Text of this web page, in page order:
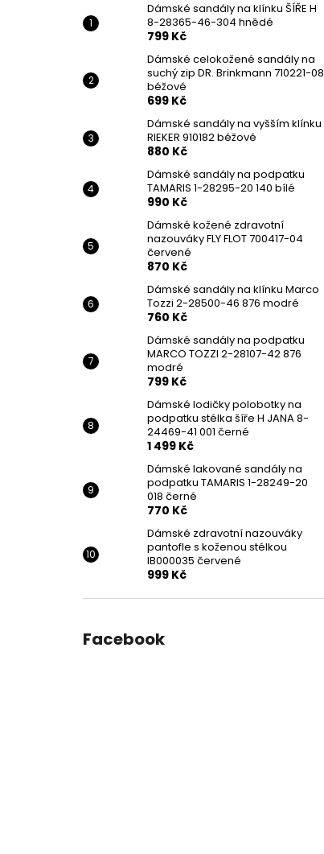
Dámské sandály na klínku ŠÍŘE H
8-28365-46-304 hnědé
799 Kč
Dámské celokožené sandály na
suchý zip DR. Brinkmann 710221-08
béžové
699 Kč
Dámské sandály na vyšším klínku
RIEKER 910182 béžové
880 Kč
Dámské sandály na podpatku
TAMARIS 1-28295-20 140 bílé
990 Kč
Dámské kožené zdravotní
nazouváky FLY FLOT 700417-04
červené
870 Kč
Dámské sandály na klínku Marco
Tozzi 2-28500-46 876 modré
760 Kč
Dámské sandály na podpatku
MARCO TOZZI 2-28107-42 876
modré
799 Kč
Dámské lodičky polobotky na
podpatku stélka šíře H JANA 8-
24469-41 001 černé
1 499 Kč
Dámské lakované sandály na
podpatku TAMARIS 1-28249-20
018 černé
770 Kč
Dámské zdravotní nazouváky
pantofle s koženou stélkou
IB000035 červené
999 Kč
Facebook